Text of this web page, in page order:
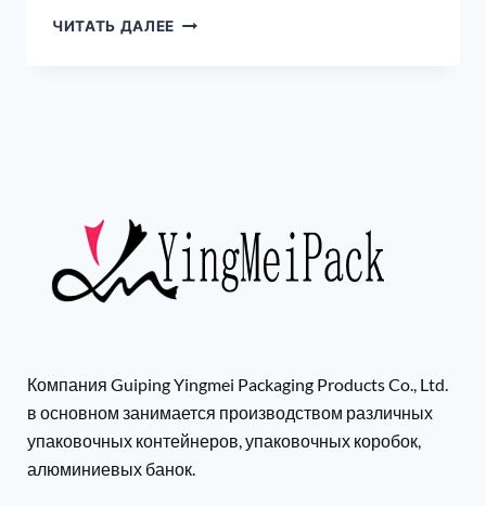
ЧИТАТЬ ДАЛЕЕ
Компания Guiping Yingmei Packaging Products Co., Ltd.
в основном занимается производством различных
упаковочных контейнеров, упаковочных коробок,
алюминиевых банок.